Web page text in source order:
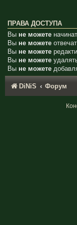
ПРАВА ДОСТУПА
Вы не можете
Вы не можете
Вы не можете
Вы не можете
Вы не можете
DiNiS Форум